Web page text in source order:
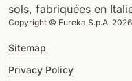
sols, fabriquées en
Copyright © Eureka S.p.A.
Sitemap
Privacy Policy